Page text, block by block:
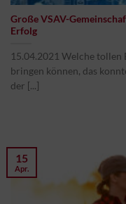
Große VSAV-
Erfolg
15.04.2021 Welche tollen
bringen können, das
der [...]
15
Apr.